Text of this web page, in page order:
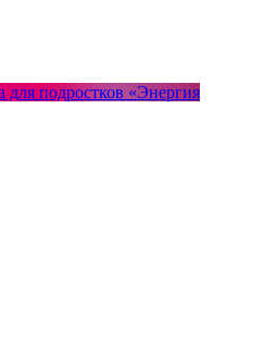
для подростков «Энергия